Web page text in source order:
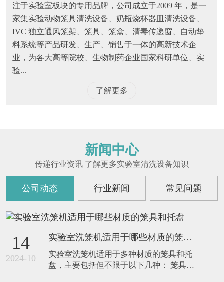
注于实验室板块的专用品牌，公司成立于2009 年，是一
家集实验动物笼具清洗设备、奶瓶烧杯器皿清洗设备、
IVC 独立通风笼架、笼具、笼盒、清毒传递窗、自动垫
料系统等产品研发、生产、销售于一体的高新技术企
业，为各大高等院校、生物制药企业国家科研单位、实
验...
了解更多
新闻中心
传递行业资讯 了解更多实验室清洗设备知识
公司动态 行业新闻 常见问题
14
2024-10
实验室洗笼机适用于哪些材质的笼具和托盘
实验室洗笼机适用于多种材质的笼具和托
盘，主要包括但不限于以下几种： 笼具材